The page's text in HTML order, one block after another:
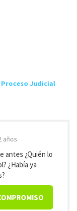
Proceso Judicial
años
antes ¿Quién lo
¿Había ya